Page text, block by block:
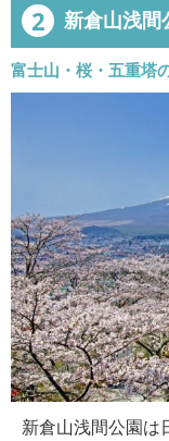
2 新倉山浅間
富士山・桜・五重塔
新倉山浅間公園は